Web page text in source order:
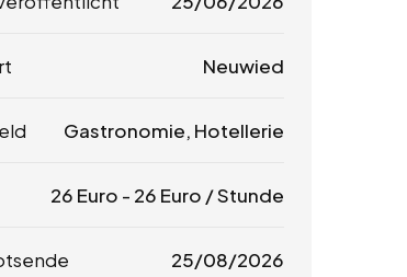
Neuwied
Gastronomie, Hotellerie
26 Euro - 26 Euro / Stunde
25/08/2026